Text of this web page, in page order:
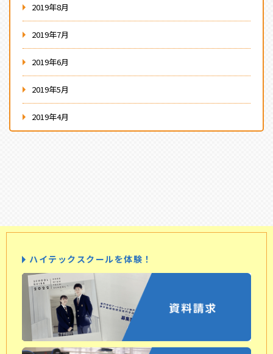
2019年8月
2019年7月
2019年6月
2019年5月
2019年4月
ハイテックスクールを体験！